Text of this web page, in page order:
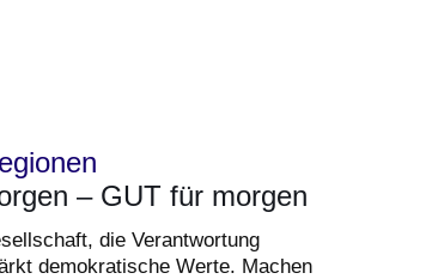
– GUT für morgen
die Verantwortung
demokratische Werte. Machen